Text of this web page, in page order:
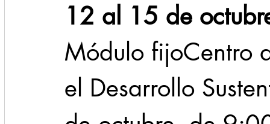
12 al 15 de
Módulo fijoCentro
el Desarrollo